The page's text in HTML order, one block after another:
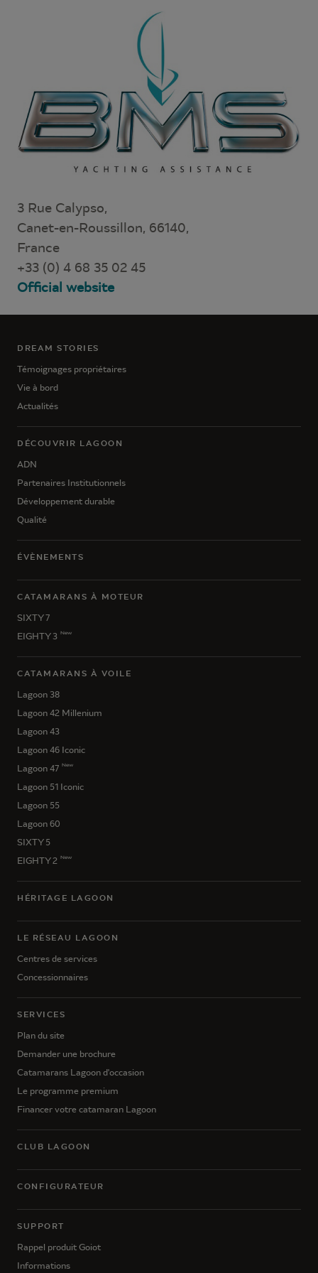
3 Rue Calypso,
Canet-en-Roussillon, 66140,
France
+33 (0) 4 68 35 02 45
Official website
DREAM STORIES
Témoignages propriétaires
Vie à bord
Actualités
DÉCOUVRIR LAGOON
ADN
Partenaires Institutionnels
Développement durable
Qualité
ÉVÈNEMENTS
CATAMARANS À MOTEUR
SIXTY 7
EIGHTY 3 New
CATAMARANS À VOILE
Lagoon 38
Lagoon 42 Millenium
Lagoon 43
Lagoon 46 Iconic
Lagoon 47 New
Lagoon 51 Iconic
Lagoon 55
Lagoon 60
SIXTY 5
EIGHTY 2
New
HÉRITAGE LAGOON
LE RÉSEAU LAGOON
Centres de services
Concessionnaires
SERVICES
Plan du site
Demander une brochure
Catamarans Lagoon d'occasion
Le programme premium
Financer votre catamaran Lagoon
CLUB LAGOON
CONFIGURATEUR
SUPPORT
Rappel produit Goiot
Informations